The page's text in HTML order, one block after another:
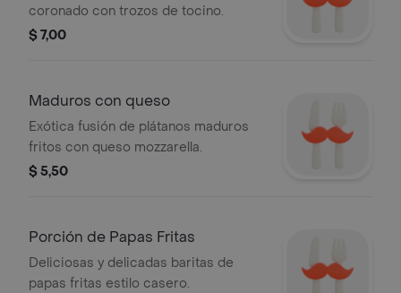
coronado con trozos de tocino.
$ 7,00
Maduros con queso
Exótica fusión de plátanos maduros
fritos con queso mozzarella.
$ 5,50
Porción de Papas Fritas
Deliciosas y delicadas baritas de
papas fritas estilo casero.